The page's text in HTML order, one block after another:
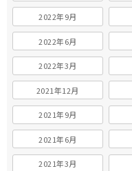
2022年9月
2022年6月
2022年3月
2021年12月
2021年9月
2021年6月
2021年3月